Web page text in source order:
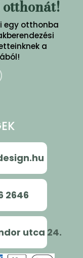
egy otthonba
a
2646
utca 24.